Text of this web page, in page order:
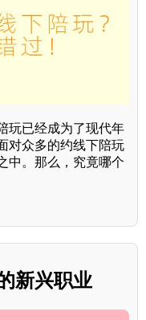
玩已经成为了现代年
对众多的约线下陪玩
中。那么，究竟哪个
新兴职业